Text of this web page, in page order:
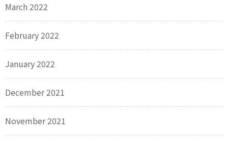
March 2022
February 2022
January 2022
December 2021
November 2021